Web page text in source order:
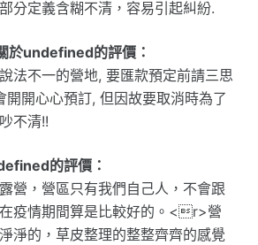
分定義含糊不清，容易引起糾紛.
undefined的評價：
法不一的營地, 要匯款預定前請三思
開開心心預訂, 但因故要取消時為了
不清!!
的評價：
營，營區只有我們自己人，不會跟
疫情期間算是比較好的。<r>營
淨的，草皮整理的整整齊齊的感覺